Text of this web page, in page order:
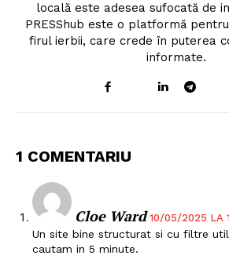
locală este adesea sufocată de
PRESShub este o platformă
firul ierbii, care crede în puterea
informate.
1 COMENTARIU
Cloe Ward 10/05/2025 LA
Un site bine structurat si cu filtre
cautam in 5 minute.